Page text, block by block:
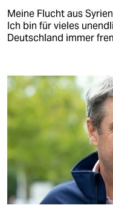
Meine Flucht aus
Ich bin für vieles
Deutschland immer